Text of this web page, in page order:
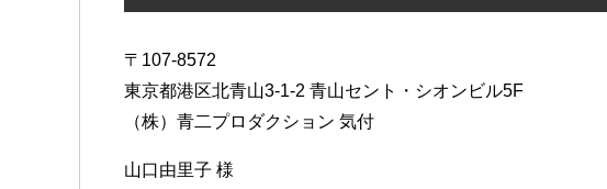
〒107-8572
東京都港区北青山3-1-2 青山セント・シオンビル5F
（株）青二プロダクション 気付
山口由里子 様